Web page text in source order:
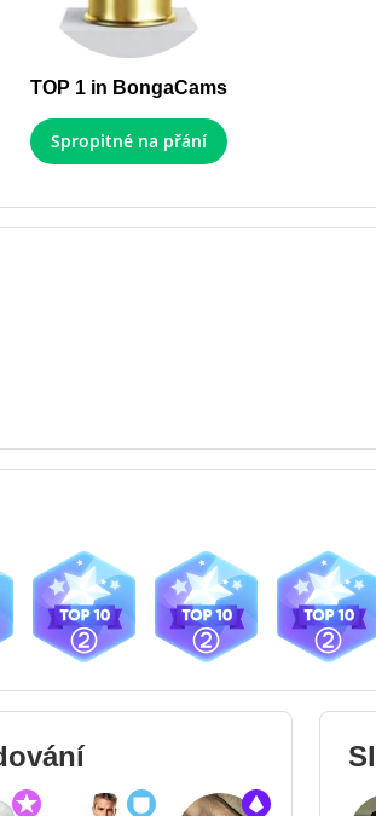
TOP 1 in BongaCams
Spropitné na přání